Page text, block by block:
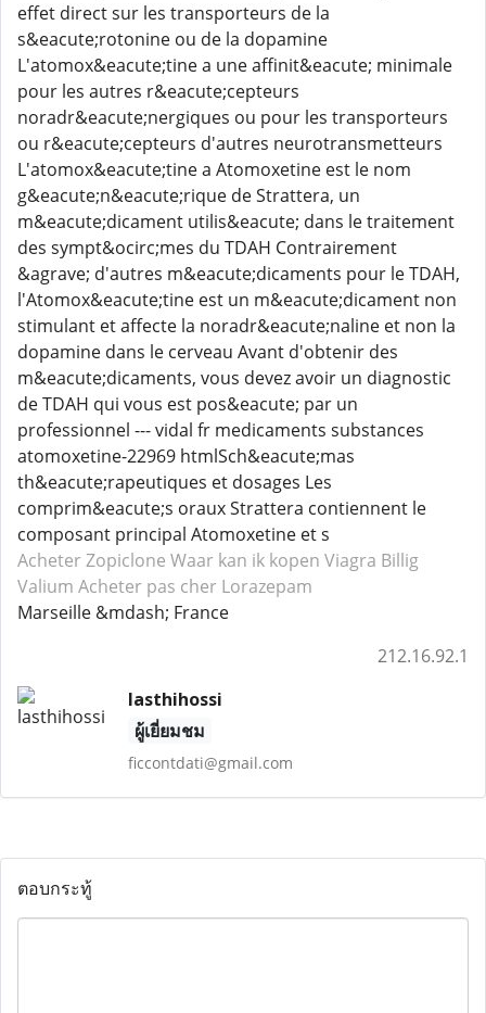
effet direct sur les transporteurs de la
s&eacute;rotonine ou de la dopamine
L'atomox&eacute;tine a une affinit&eacute; minimale
pour les autres r&eacute;cepteurs
noradr&eacute;nergiques ou pour les transporteurs
ou r&eacute;cepteurs d'autres neurotransmetteurs
L'atomox&eacute;tine a Atomoxetine est le nom
g&eacute;n&eacute;rique de Strattera, un
m&eacute;dicament utilis&eacute; dans le traitement
des sympt&ocirc;mes du TDAH Contrairement
&agrave; d'autres m&eacute;dicaments pour le TDAH,
l'Atomox&eacute;tine est un m&eacute;dicament non
stimulant et affecte la noradr&eacute;naline et non la
dopamine dans le cerveau Avant d'obtenir des
m&eacute;dicaments, vous devez avoir un diagnostic
de TDAH qui vous est pos&eacute; par un
professionnel --- vidal fr medicaments substances
atomoxetine-22969 htmlSch&eacute;mas
th&eacute;rapeutiques et dosages Les
comprim&eacute;s oraux Strattera contiennent le
composant principal Atomoxetine et s
Acheter Zopiclone Waar kan ik kopen Viagra Billig
Valium Acheter pas cher Lorazepam
Marseille &mdash; France
212.16.92.1
lasthihossi
ผู้เยี่ยมชม
ficcontdati@gmail.com
ตอบกระทู้